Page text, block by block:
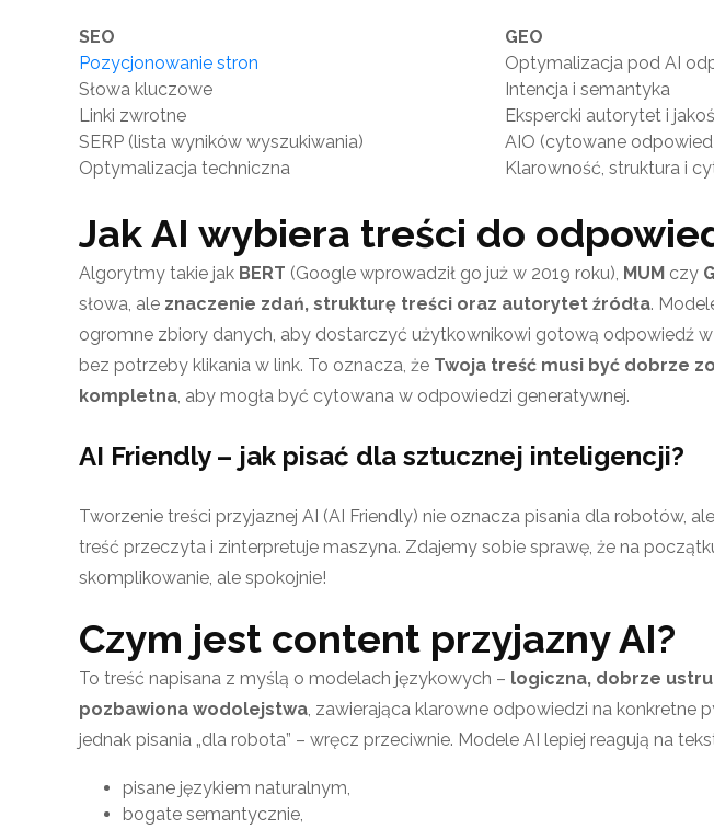
SEO
GEO
Pozycjonowanie stron
Optymalizacja pod AI
Słowa kluczowe
Intencja i semantyka
Linki zwrotne
Ekspercki autorytet i
SERP (lista wyników wyszukiwania)
AIO (cytowane
Optymalizacja techniczna
Klarowność, struktura i
Jak AI wybiera treści do
Algorytmy takie jak BERT (Google wprowadził go już w 2019 roku), MUM czy
słowa, ale znaczenie zdań, strukturę treści oraz autorytet źródła.
ogromne zbiory danych, aby dostarczyć użytkownikowi gotową odpowiedź
bez potrzeby klikania w link. To oznacza, że Twoja treść musi być dobrze
kompletna, aby mogła być cytowana w odpowiedzi generatywnej.
AI Friendly – jak pisać dla sztucznej inteligencji?
Tworzenie treści przyjaznej AI (AI Friendly) nie oznacza pisania dla robotów,
treść przeczyta i zinterpretuje maszyna. Zdajemy sobie sprawę, że na
skomplikowanie, ale spokojnie!
Czym jest content przyjazny AI?
To treść napisana z myślą o modelach językowych – logiczna, dobrze
pozbawiona wodolejstwa, zawierająca klarowne odpowiedzi na konkretne
jednak pisania „dla robota” – wręcz przeciwnie. Modele AI lepiej reagują na
pisane językiem naturalnym,
bogate semantycznie,